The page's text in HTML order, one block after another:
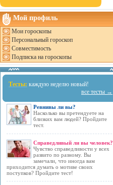
Мой профиль
Мои гороскопы
Персональный гороскоп
Совместимость
Подписка на гороскопы
Тесты: каждую неделю новый!
все тесты →
Ревнивы ли вы?
Насколько вы претендуете на
близких вам людей? Пройдите
тест.
Справедливый ли вы человек?
Чувство справедливости у всех
развито по разному. Вы
замечали, что иногда вам
приходится думать о мотиве своих
поступков? Пройдите тест!